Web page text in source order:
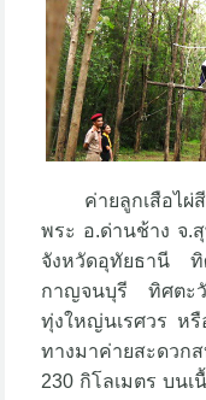
ค่ายลูกเสือไผ่สี
พระ อ.ด่านช้าง จ.
จังหวัดอุทัยธานี ทิ
กาญจนบุรี ทิศตะ
ทุ่งใหญ่นเรศวร ห
ทางมาค่ายสะดว
230 กิโลเมตร บน